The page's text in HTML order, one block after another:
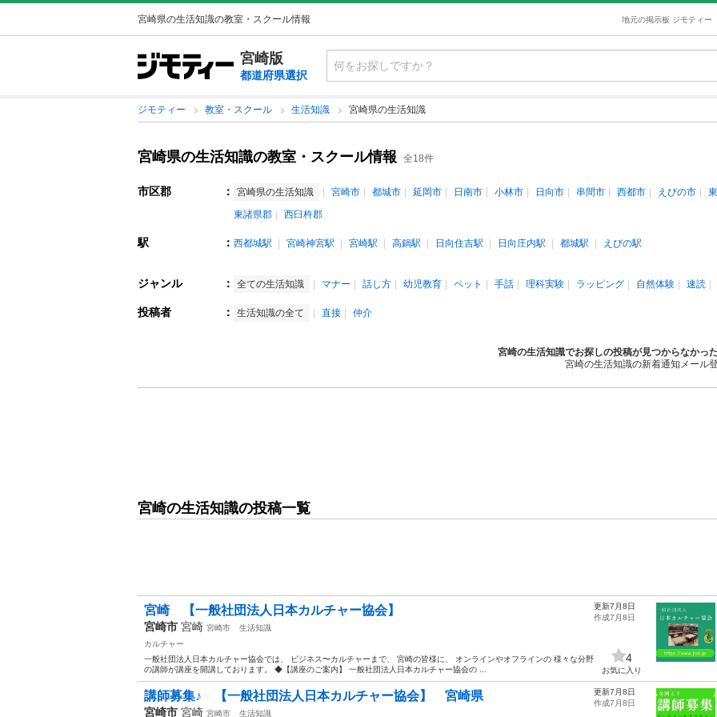
宮崎県の生活知識の教室・スクール情報 地元の掲示板 ジモティー
宮崎版
都道府県選択
ジモティー 教室・スクール 生活知識 宮崎県の生活知識
宮崎県の生活知識の教室・スクール情報 全18件
市区郡 ： 宮崎県の生活知識 宮崎市 都城市 延岡市 日南市 小林市 日向市 串間市 西都市 えびの市
東諸県郡
西臼杵郡
駅 ： 西都城駅 宮崎神宮駅 宮崎駅 高鍋駅 日向住吉駅 日向庄内駅 都城駅 えびの駅
ジャンル ： 全ての生活知識 マナー 話し方 幼児教育 ペット 手話 理科実験 ラッピング 自然体験 速読
投稿者 ： 生活知識の全て 直接 仲介
宮崎の生活知識でお探しの投稿が見つからなかっ
宮崎の生活知識の新着通知メール
宮崎の生活知識の投稿一覧
宮崎 【一般社団法人日本カルチャー協会】
宮崎市 宮崎 宮崎市
生活知識
カルチャー
一般社団法人日本カルチャー協会では、 ビジネス〜カルチャーまで、 宮崎の皆様に、 オンラインやオフラインの 様々な分野
の講師が講座を開講しております。 ◆【講座のご案内】 一般社団法人日本カルチャー協会の ...
更新7月8日
作成7月8日
4
お気に入り
講師募集♪ 【一般社団法人日本カルチャー協会】 宮崎県
宮崎市 宮崎 宮崎市 生活知識
更新7月8日
作成7月8日